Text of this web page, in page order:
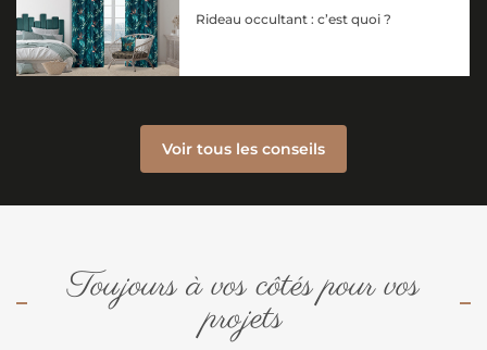
Rideau occultant : c’est quoi ?
Voir tous les conseils
Toujours à vos côtés pour vos
projets